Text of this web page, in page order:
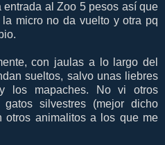
al Zoo 5 pesos así que
micro no da vuelto y otra pq
con jaulas a lo largo del
sueltos, salvo unas liebres
los mapaches. No vi otros
silvestres (mejor dicho
otros animalitos a los que me